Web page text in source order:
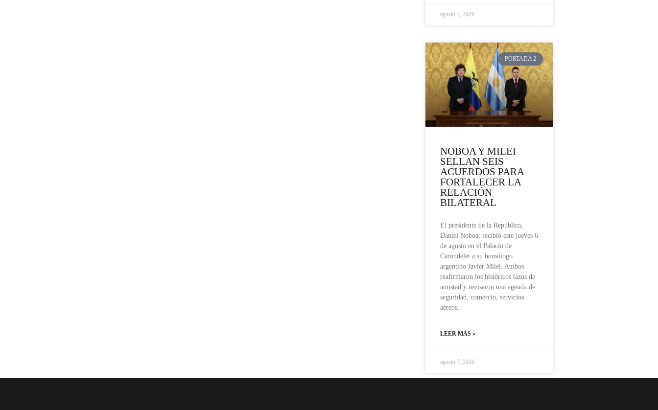
agosto 7, 2026
PORTADA 2
NOBOA Y MILEI
SELLAN SEIS
ACUERDOS PARA
FORTALECER LA
RELACIÓN
BILATERAL
El presidente de la República,
Daniel Noboa, recibió este jueves 6
de agosto en el Palacio de
Carondelet a su homólogo
argentino Javier Milei. Ambos
reafirmaron los históricos lazos de
amistad y revisaron una agenda de
seguridad, comercio, servicios
aéreos,
LEER MÁS »
agosto 7, 2026